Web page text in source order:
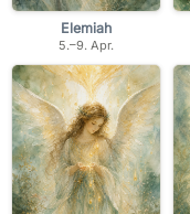
Elemiah
5.–9. Apr.